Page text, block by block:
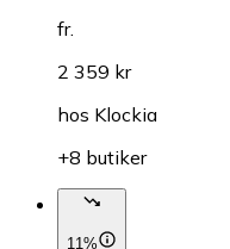
fr.
2 359 kr
hos Klockia
+8 butiker
11%